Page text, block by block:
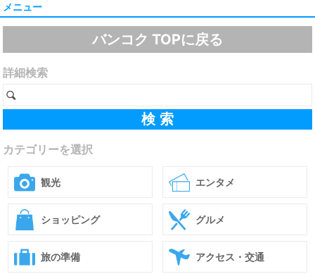
メニュー
バンコク TOPに戻る
詳細検索
カテゴリーを選択
観光 エンタメ
ショッピング グルメ
旅の準備 アクセス・交通